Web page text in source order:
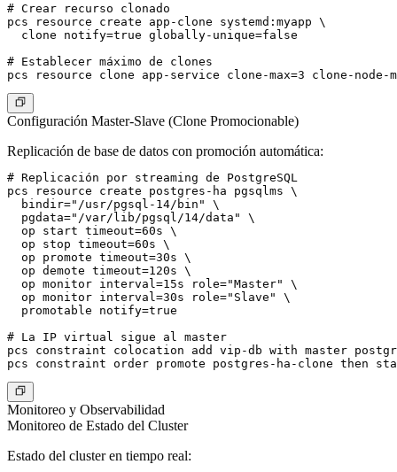
# Crear recurso clonado
pcs resource create app-clone systemd:myapp \
  clone notify=true globally-unique=false
# Establecer máximo de clones
Configuración Master-Slave (Clone Promocionable)
Replicación de base de datos con promoción automática:
# Replicación por streaming de PostgreSQL
pcs resource create postgres-ha pgsqlms \
  bindir="/usr/pgsql-14/bin" \
  pgdata="/var/lib/pgsql/14/data" \
  op start timeout=60s \
  op stop timeout=60s \
  op promote timeout=30s \
  op demote timeout=120s \
  op monitor interval=15s role="Master" \
  op monitor interval=30s role="Slave" \
  promotable notify=true
# La IP virtual sigue al master
pcs constraint colocation add vip-db with master
Monitoreo y Observabilidad
Monitoreo de Estado del Cluster
Estado del cluster en tiempo real: